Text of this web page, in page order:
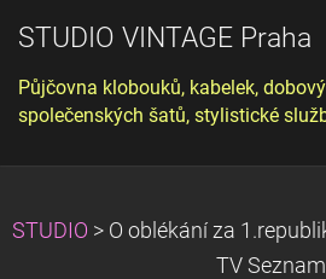
STUDIO VINTAGE Praha
Půjčovna klobouků, kabelek,
společenských šatů, stylistické
STUDIO > O oblékání za
TV Seznam